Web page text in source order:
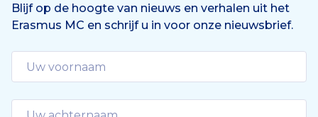
Blijf op de hoogte van nieuws en verhalen uit het
Erasmus MC en schrijf u in voor onze nieuwsbrief.